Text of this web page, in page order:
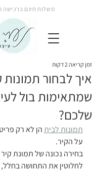
משלוח חינם ברכישה מעל
איך לבחור תמונות
שמתאימות בול
שלכם?
זמן קריאה 2 דקות
תמונות לבית הן לא רק
על הקיר.
בחירה נכונה של תמונת
לחלוטין את התחושה